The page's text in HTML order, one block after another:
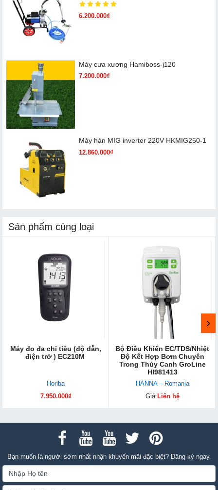
6.200.000₫
Máy cưa xương Hamiboss-j120
7.200.000₫
Máy hàn MIG inverter 220V HKMIG250-1
12.860.000₫
Sản phẩm cùng loại
Máy đo đa chỉ tiêu (độ dẫn,
điện trở ) EC210M
Horiba
7.950.000₫
Bộ Điều Khiển EC/TDS/Nhiệt
Độ Kết Hợp Bơm Chuyên
Trong Thủy Canh GroLine
HI981413
HANNA – Romania
Giá: Liên hệ
Bạn muốn là người sớm nhất nhận khuyến mãi đặc biệt? Đăng ký ngay.